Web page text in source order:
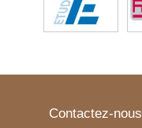
Contactez-nous